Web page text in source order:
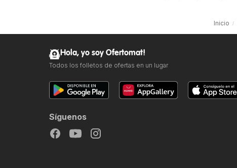
Inicio
Hola, yo soy Ofertomat!
Todos los folletos de ofertas en un lugar
Síguenos